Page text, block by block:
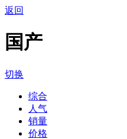
返回
国产
切换
综合
人气
销量
价格